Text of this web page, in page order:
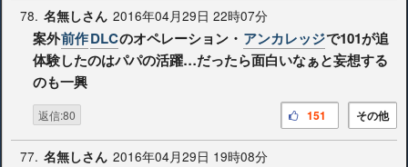
78. 名無しさん 2016年04月29日 22時07分
案外前作DLCのオペレーション・ アンカレッジで101が追
体験したのはパパの活躍…だったら面白いなぁと妄想する
のも一興
返信:80 その他
151
77. 名無しさん 2016年04月29日 19時08分